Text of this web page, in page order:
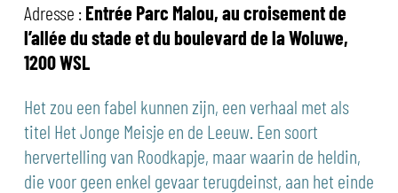
Adresse :Entrée Parc Malou, au croisement de
l’allée du stade et du boulevard de la Woluwe,
1200 WSL
Het zou een fabel kunnen zijn, een verhaal met als
titel Het Jonge Meisje en de Leeuw. Een soort
hervertelling van Roodkapje, maar waarin de heldin,
die voor geen enkel gevaar terugdeinst, aan het einde